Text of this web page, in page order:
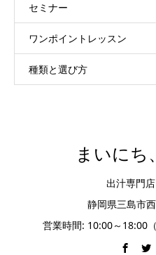
セミナー
ワンポイントレッスン
種類と選び方
まいにち
出汁専門
静岡県三島市
営業時間: 10:00～18:00